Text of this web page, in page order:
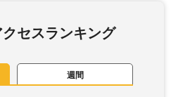
セスランキング
週間